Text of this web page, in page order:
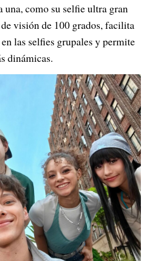
una, como su selfie ultra gran
visión de 100 grados, facilita
las selfies grupales y permite
dinámicas.